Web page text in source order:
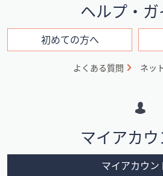
ン
ン
ヘルプ・ガ
初めての方へ
よくある質問 ネッ
マイアカウ
マイアカウン